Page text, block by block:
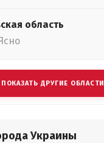
область
ПОКАЗАТЬ ДРУГИЕ ОБЛАСТИ
Украины